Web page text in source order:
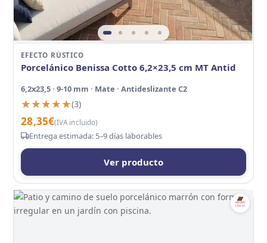
EFECTO RÚSTICO
Porcelánico Benissa Cotto 6,2×23,5 cm MT Antid
6,2x23,5 · 9-10 mm · Mate · Antideslizante C2
★★★★★
★★★★★(3)
28,35€(IVA incluido)
Entrega estimada: 5–9 días laborables
Ver producto